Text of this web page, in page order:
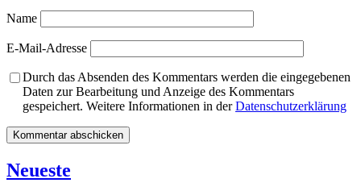
Name
E-Mail-Adresse
Durch das Absenden des Kommentars werden die eingegebenen
Daten zur Bearbeitung und Anzeige des Kommentars
gespeichert. Weitere Informationen in derDatenschutzerklärung
Neueste